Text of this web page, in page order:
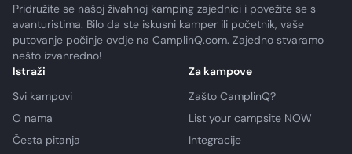
Pridružite se našoj živahnoj kamping zajednici i povežite se s
avanturistima. Bilo da ste iskusni kamper ili početnik, vaše
putovanje počinje ovdje na CamplinQ.com. Zajedno stvaramo
nešto izvanredno!
Istraži
Svi kampovi
O nama
Česta pitanja
Za kampove
Zašto CamplinQ?
List your campsite NOW
Integracije